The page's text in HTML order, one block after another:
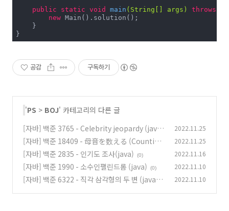
public static void main (String[] args) throws
new Main().solution();
    }
}
공감 구독하기
'PS > BOJ' 카테고리의 다른 글
[자바] 백준 3765 - Celebrity jeopardy (java)
(0)
2022.11.25
[자바] 백준 18409 - 母音を数える (Counting
Vowels) (java)
(0)
2022.11.25
[자바] 백준 2835 - 인기도 조사(java) (0) 2022.11.16
[자바] 백준 1990 - 소수인팰린드롬 (java) (0) 2022.11.10
[자바] 백준 6322 - 직각 삼각형의 두 변 (java) 2022.11.10